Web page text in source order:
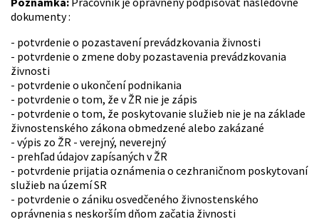
dokumenty :
- potvrdenie o pozastavení prevádzkovania živnosti
- potvrdenie o zmene doby pozastavenia prevádzkovania
živnosti
- potvrdenie o ukončení podnikania
- potvrdenie o tom, že v ŽR nie je zápis
- potvrdenie o tom, že poskytovanie služieb nie je na základe
živnostenského zákona obmedzené alebo zakázané
- výpis zo ŽR - verejný, neverejný
- prehľad údajov zapísaných v ŽR
- potvrdenie prijatia oznámenia o cezhraničnom poskytovaní
služieb na území SR
- potvrdenie o zániku osvedčeného živnostenského
oprávnenia s neskorším dňom začatia živnosti